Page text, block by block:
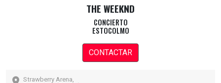
THE WEEKND
CONCIERTO
ESTOCOLMO
CONTACTAR
Strawberry Arena,